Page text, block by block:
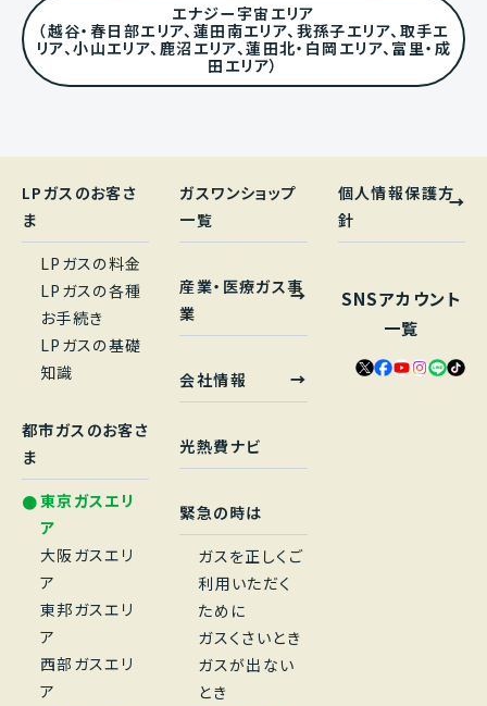
エナジー宇宙エリア
（越谷・春日部エリア、蓮田南エリア、我孫子エリア、取手エ
リア、小山エリア、鹿沼エリア、蓮田北・白岡エリア、富里・成
田エリア）
LPガスのお客さ
ま
LPガスの料金
LPガスの各種
お手続き
LPガスの基礎
知識
都市ガスのお客さ
ま
東京ガスエリ
ア
大阪ガスエリ
ア
東邦ガスエリ
ア
西部ガスエリ
ア
ガスワンショップ
一覧
産業・医療ガス事
業
会社情報
光熱費ナビ
緊急の時は
ガスを正しくご
利用いただく
ために
ガスくさいとき
ガスが出ない
とき
個人情報保護方
針
SNSアカウント
一覧